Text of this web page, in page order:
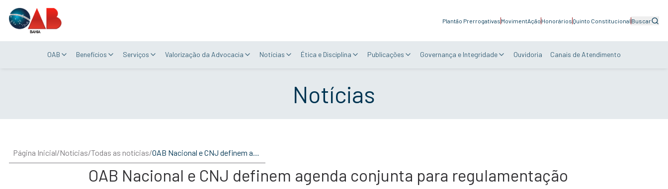
Plantão Prerrogativas MovimentAção Honorários Quinto Constitucional Buscar
OAB Benefícios Serviços Valorização da Advocacia Notícias Ética e Disciplina Publicações Governança e Integridade Ouvidoria Canais de Atendimento
Notícias
Página Inicial/Notícias/Todas as notícias/ OAB Nacional e CNJ definem agenda conjunta para regulamentação e uso ético da inteligência artificial no Judiciário
OAB Nacional e CNJ definem agenda conjunta para regulamentação